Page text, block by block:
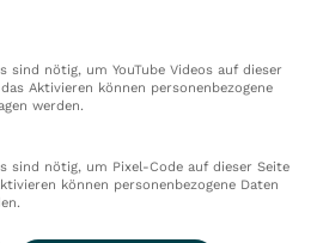
IMPRESSUM
sind nötig, um YouTube Videos auf dieser
Aktivieren können personenbezogene
werden.
sind nötig, um Pixel-Code auf dieser Seite
können personenbezogene Daten